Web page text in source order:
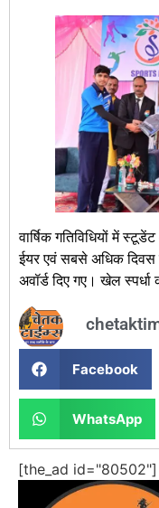
वार्षिक गतिविधियों में
ईयर एवं सबसे अधिक
अवॉर्ड दिए गए। खेल
Facebook
WhatsApp
[the_ad id="80502"]